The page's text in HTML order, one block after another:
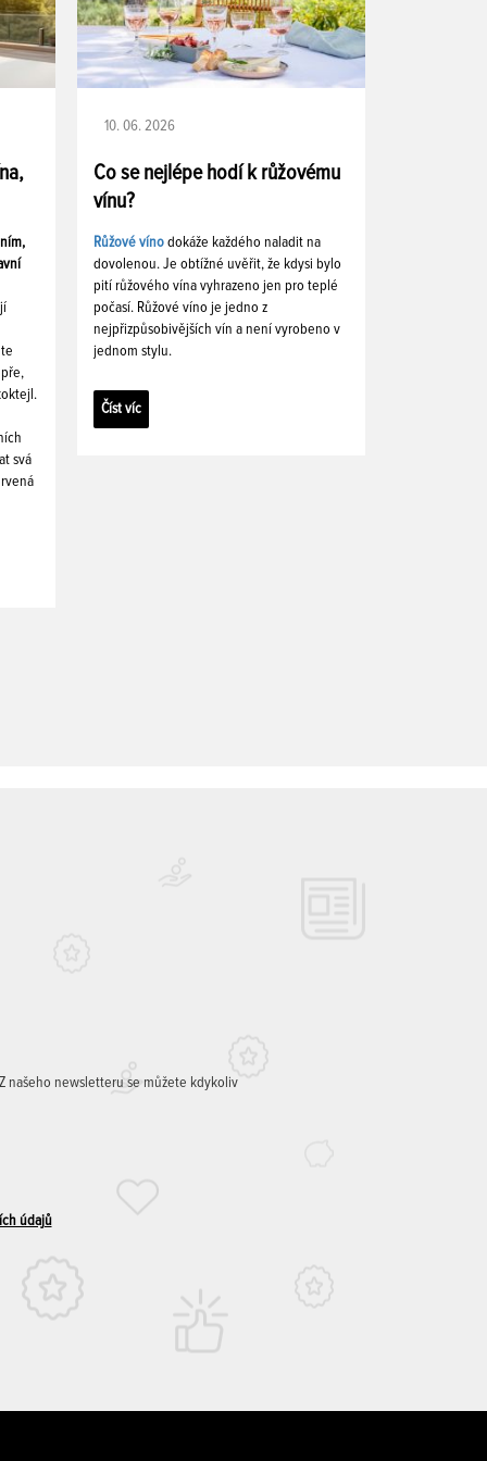
svá
10. 06. 2026
Co se nejlépe hodí k růžovému
vínu?
Růžové víno dokáže každého naladit na
dovolenou. Je obtížné uvěřit, že kdysi bylo
pití růžového vína vyhrazeno jen pro teplé
počasí. Růžové víno je jedno z
nejpřizpůsobivějších vín a není vyrobeno v
jednom stylu.
Číst víc
našeho newsletteru se můžete kdykoliv
údajů